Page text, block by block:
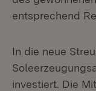
entsprechend
In die neue
investiert. Die